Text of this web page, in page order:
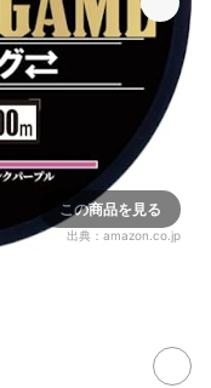
この商品を見る
出典： amazon.co.jp